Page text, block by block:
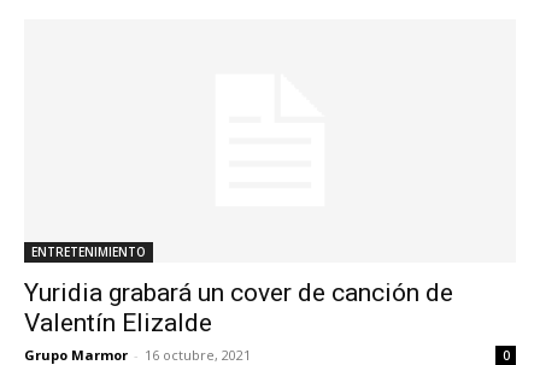
ENTRETENIMIENTO
Yuridia grabará un cover de canción de
Valentín Elizalde
Grupo Marmor - 16 octubre, 2021 0